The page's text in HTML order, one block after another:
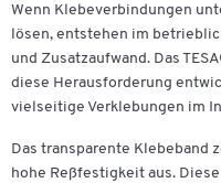
Wenn Klebeverbindungen
lösen, entstehen im
und Zusatzaufwand. Das
diese Herausforderung
vielseitige Verklebungen im
Das transparente Klebeband
hohe Reßfestigkeit aus.